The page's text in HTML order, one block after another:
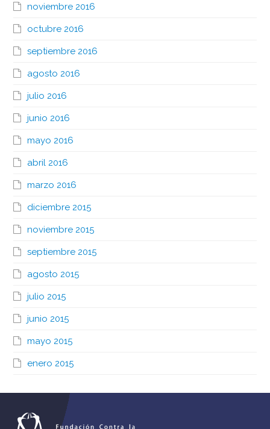
noviembre 2016
octubre 2016
septiembre 2016
agosto 2016
julio 2016
junio 2016
mayo 2016
abril 2016
marzo 2016
diciembre 2015
noviembre 2015
septiembre 2015
agosto 2015
julio 2015
junio 2015
mayo 2015
enero 2015